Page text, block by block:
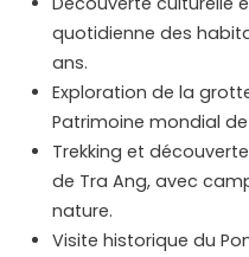
quotidienne des
ans.
Exploration de la
Patrimoine mondial de
Trekking et
de Tra Ang, avec
nature.
Visite historique du